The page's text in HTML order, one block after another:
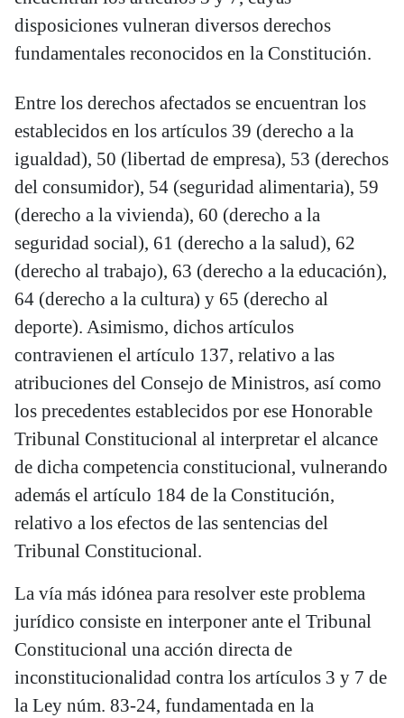
disposiciones vulneran diversos derechos
fundamentales reconocidos en la Constitución.
Entre los derechos afectados se encuentran los
establecidos en los artículos 39 (derecho a la
igualdad), 50 (libertad de empresa), 53 (derechos
del consumidor), 54 (seguridad alimentaria), 59
(derecho a la vivienda), 60 (derecho a la
seguridad social), 61 (derecho a la salud), 62
(derecho al trabajo), 63 (derecho a la educación),
64 (derecho a la cultura) y 65 (derecho al
deporte). Asimismo, dichos artículos
contravienen el artículo 137, relativo a las
atribuciones del Consejo de Ministros, así como
los precedentes establecidos por ese Honorable
Tribunal Constitucional al interpretar el alcance
de dicha competencia constitucional, vulnerando
además el artículo 184 de la Constitución,
relativo a los efectos de las sentencias del
Tribunal Constitucional.
La vía más idónea para resolver este problema
jurídico consiste en interponer ante el Tribunal
Constitucional una acción directa de
inconstitucionalidad contra los artículos 3 y 7 de
la Ley núm. 83-24, fundamentada en la